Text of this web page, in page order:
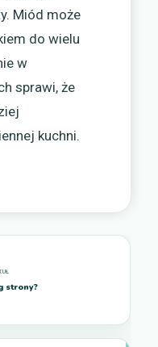
Miód może
do wielu
w
sprawi, że
kuchni.
strony?